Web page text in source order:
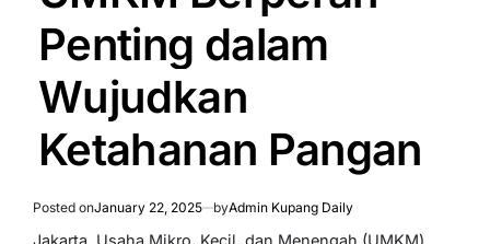
Penting dalam
Wujudkan
Ketahanan Pangan
Posted onJanuary 22, 2025 byAdmin Kupang Daily
Jakarta  Usaha Mikro, Kecil, dan Menengah (UMKM)